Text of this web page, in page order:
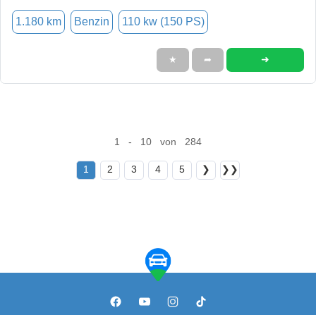
1.180 km Benzin 110 kw (150 PS)
★ ➦ ➜
1 - 10 von 284
1 2 3 4 5 ❯ ❯❯